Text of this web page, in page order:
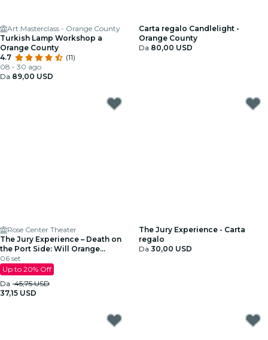
Art Masterclass - Orange County
Turkish Lamp Workshop a
Orange County
4.7
(11)
08 - 30 ago
Da 89,00 USD
Carta regalo Candlelight -
Orange County
Da 80,00 USD
Rose Center Theater
The Jury Experience – Death on
the Port Side: Will Orange
County Deliver Justice?
06 set
Up to 20% Off
Da 45,75 USD
37,15 USD
The Jury Experience - Carta
regalo
Da 30,00 USD